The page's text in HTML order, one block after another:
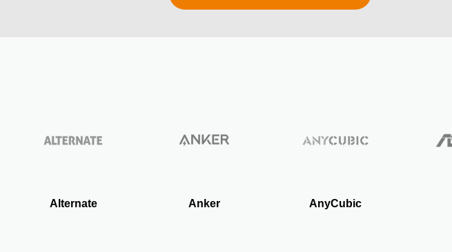
Alternate Anker AnyCubic